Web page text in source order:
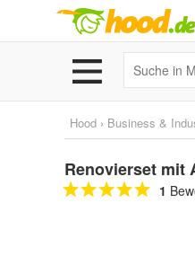
Hood › Business &
Renovierset mit
1